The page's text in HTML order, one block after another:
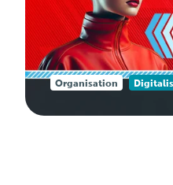
Organisation